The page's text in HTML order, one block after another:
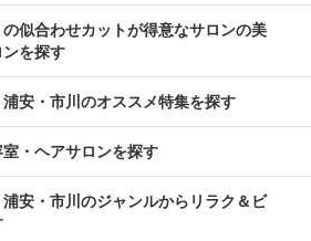
似合わせカットが得意なサロンの美
を探す
安・市川のオススメ特集を探す
・ヘアサロンを探す
安・市川のジャンルからリラク＆ビ